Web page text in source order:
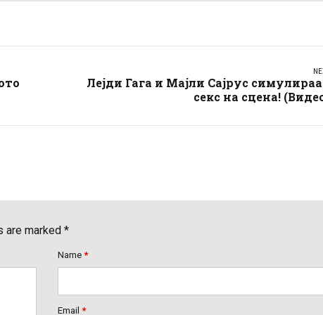
Лејди Гага и Мајли Сајрус
секс на сцена!
are marked *
Name *
Email *